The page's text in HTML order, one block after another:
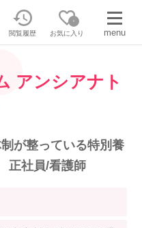
閲覧履歴
0
お気に入り menu
わせはこちら
探す
アンシアナト
が整っている特別養
正社員/看護師